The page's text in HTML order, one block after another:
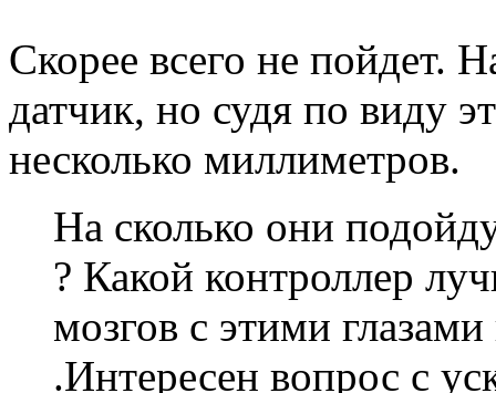
Скорее всего не пойдет.
датчик, но судя по виду
несколько миллиметров.
На сколько они
? Какой контроллер
мозгов с этими
.Интересен вопрос с